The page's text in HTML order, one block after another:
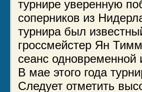
турнире уверенную
соперников из
турнира был
гроссмейстер Ян
сеанс одновременной
В мае этого года
Следует отметить